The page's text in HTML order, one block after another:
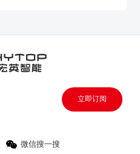
立即订阅
微信搜一搜